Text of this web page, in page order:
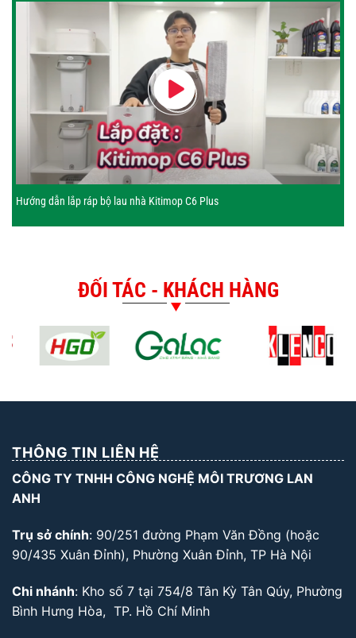
Hướng dẫn lắp ráp bộ lau nhà Kitimop C6 Plus
ĐỐI TÁC - KHÁCH HÀNG
THÔNG TIN LIÊN HỆ
CÔNG TY TNHH CÔNG NGHỆ MÔI TRƯƠNG LAN
ANH
Trụ sở chính: 90/251 đường Phạm Văn Đồng (hoặc
90/435 Xuân Đỉnh), Phường Xuân Đỉnh, TP Hà Nội
Chi nhánh: Kho số 7 tại 754/8 Tân Kỳ Tân Qúy, Phường
Bình Hưng Hòa, TP. Hồ Chí Minh